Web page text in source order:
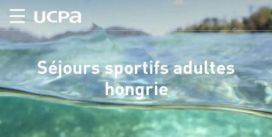
Séjours sportifs adultes
hongrie